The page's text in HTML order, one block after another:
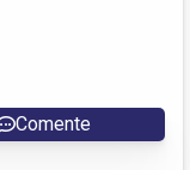
Comente